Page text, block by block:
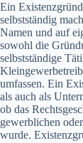
Ein
selbstständig
Namen und auf
sowohl die
selbstständige
umfassen. Ein
als auch als
ob das
gewerblichen
wurde.